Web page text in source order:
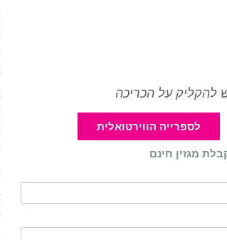
להקליק על הכריכה
לספרייה הווירטואלית
מגזין חינם